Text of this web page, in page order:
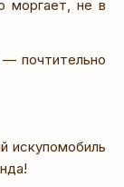
моргает, не в
почтительно
искупомобиль